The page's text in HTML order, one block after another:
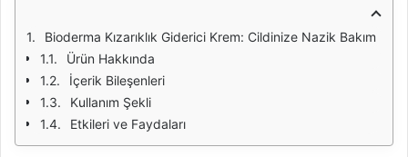
Bioderma Kızarıklık Giderici Krem: Cildinize Nazik Bakım
Ürün Hakkında
İçerik Bileşenleri
Kullanım Şekli
Etkileri ve Faydaları